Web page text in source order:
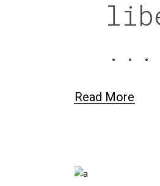
Read More